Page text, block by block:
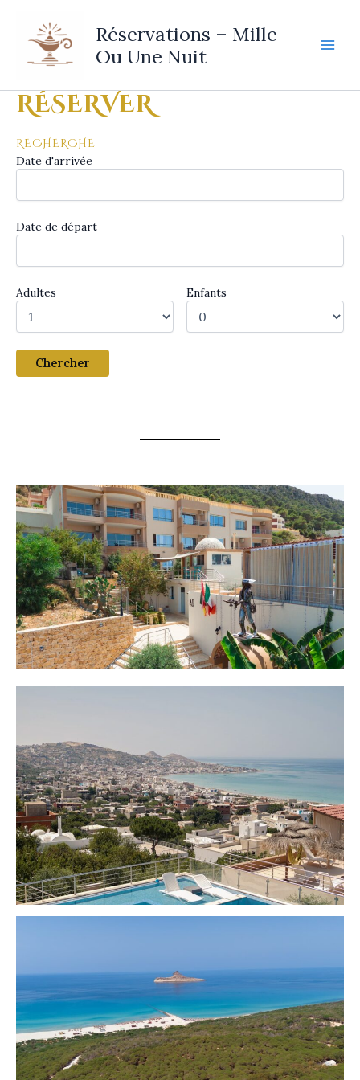
contenu
Réservations – Mille
Ou Une Nuit
RÉSERVER
RECHERCHE
Date d'arrivée
Date de départ
Adultes Enfants